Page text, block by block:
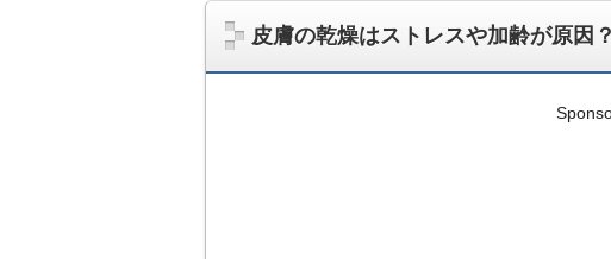
皮膚の乾燥はストレスや加齢が原因